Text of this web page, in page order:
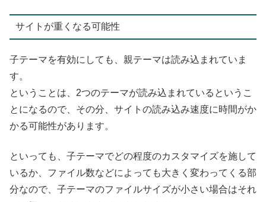
サイトが重くなる可能性
子テーマを有効にしても、親テーマは読み込まれていま
す。
ということは、2つのテーマが読み込まれているというこ
とになるので、その分、サイトの読み込み速度に時間がか
かる可能性があります。
といっても、子テーマでどの程度のカスタマイズを施して
いるか、ファイル数などによっても大きく変わってくる部
分なので、子テーマのファイルサイズが小さい場合はそれ